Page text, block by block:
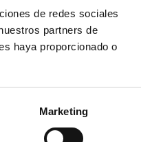
de redes sociales
partners de
haya proporcionado o
Marketing